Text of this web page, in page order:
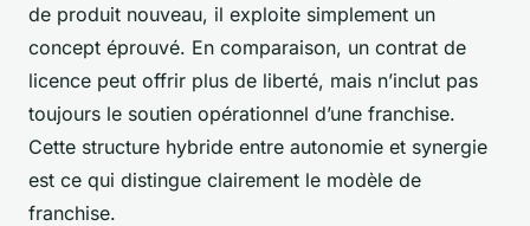
de produit nouveau, il exploite simplement un
concept éprouvé. En comparaison, un contrat de
licence peut offrir plus de liberté, mais n’inclut pas
toujours le soutien opérationnel d’une franchise.
Cette structure hybride entre autonomie et synergie
est ce qui distingue clairement le modèle de
franchise.